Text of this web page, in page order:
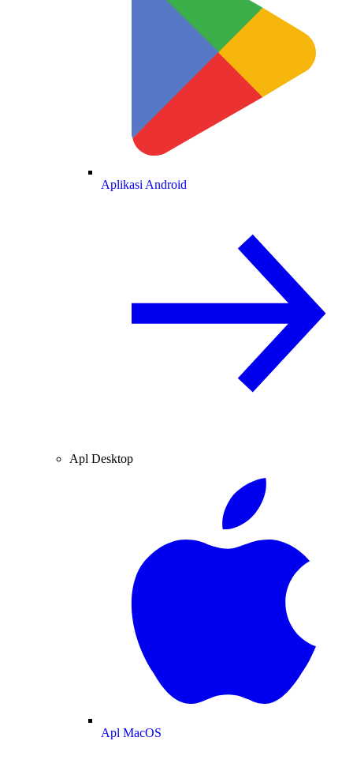
Aplikasi Android
Apl Desktop
Apl MacOS